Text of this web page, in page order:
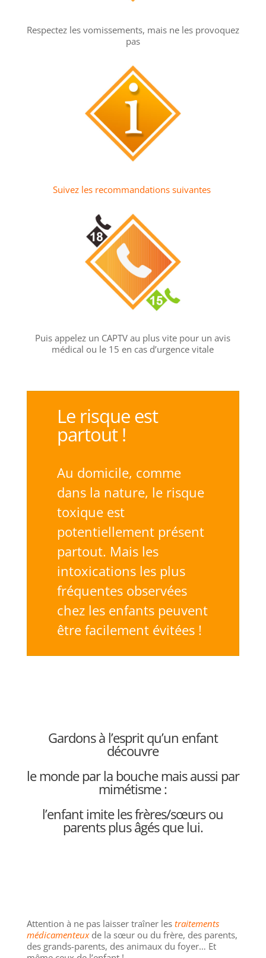
Respectez les vomissements, mais ne les provoquez
pas
Suivez les recommandations suivantes
Puis appelez un CAPTV au plus vite pour un avis
médical ou le 15 en cas d’urgence vitale
Le risque est
partout !
Au domicile, comme
dans la nature, le risque
toxique est
potentiellement présent
partout. Mais les
intoxications les plus
fréquentes observées
chez les enfants peuvent
être facilement évitées !
Gardons à l’esprit qu’un enfant
découvre
le monde par la bouche mais aussi par
mimétisme :
l’enfant imite les frères/sœurs ou
parents plus âgés que lui.
Attention à ne pas laisser traîner les traitements
médicamenteux de la sœur ou du frère, des parents,
des grands-parents, des animaux du foyer… Et